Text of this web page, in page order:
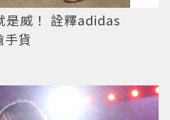
是威！ 詮釋adidas
貨